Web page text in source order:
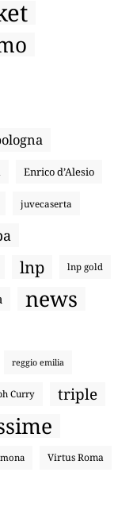
Enrico d’Alesio
juvecaserta
lnp lnp gold
news
reggio emilia
Curry triple
Virtus Roma